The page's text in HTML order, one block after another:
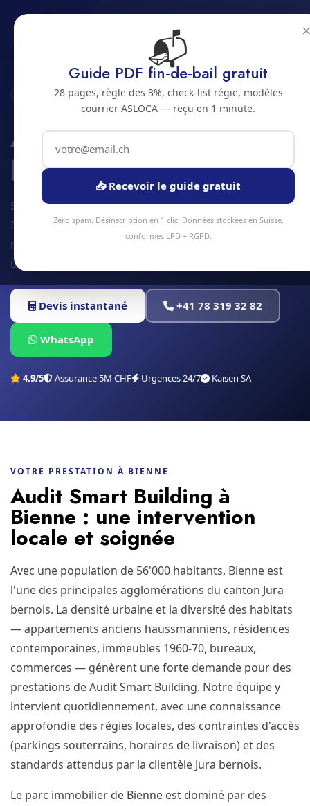
Audit Smart Building
Bienne
2500 · JURA BERNOIS
Audit Smart
Building a Bienne
Service audit smart building à Bienne et alentours.
Devis gratuit sous 24h, intervention sous 48h en
moyenne. Équipe locale, matériel professionnel,
tarifs transparents.
Devis instantané +41 78 319 32 82
WhatsApp
4.9/5 Assurance 5M CHF Urgences 24/7 Kaisen SA
VOTRE PRESTATION À BIENNE
Audit Smart Building à
Bienne : une intervention
locale et soignée
Avec une population de 56'000 habitants, Bienne est
l'une des principales agglomérations du canton Jura
bernois. La densité urbaine et la diversité des habitats
— appartements anciens haussmanniens, résidences
contemporaines, immeubles 1960-70, bureaux,
commerces — génèrent une forte demande pour des
prestations de Audit Smart Building. Notre équipe y
intervient quotidiennement, avec une connaissance
approfondie des régies locales, des contraintes d'accès
(parkings souterrains, horaires de livraison) et des
standards attendus par la clientèle Jura bernois.
Le parc immobilier de Bienne est dominé par des
📬
Guide PDF fin-de-bail gratuit
28 pages, règle des 3%, check-list régie, modèles
courrier ASLOCA — reçu en 1 minute.
📥 Recevoir le guide gratuit
Zéro spam. Désinscription en 1 clic. Données stockées en Suisse,
conformes LPD + RGPD.